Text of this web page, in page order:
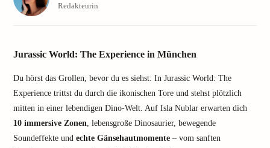
Jurassic World: The Experience in München
Du hörst das Grollen, bevor du es siehst: In Jurassic World: The
Experience trittst du durch die ikonischen Tore und stehst plötzlich
mitten in einer lebendigen Dino-Welt. Auf Isla Nublar erwarten dich
10 immersive Zonen, lebensgroße Dinosaurier, bewegende
Soundeffekte und echte Gänsehautmomente – vom sanften
Redakteurin